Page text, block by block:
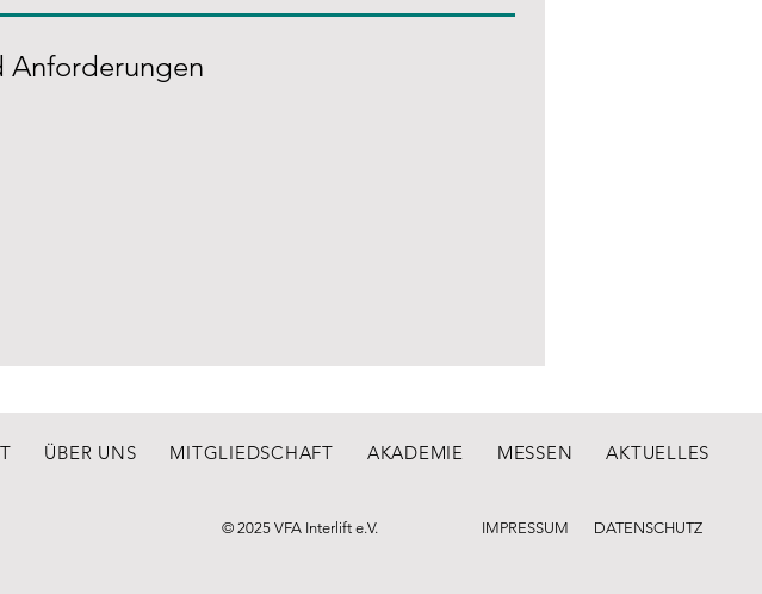
Anforderungen
ÜBER UNS MITGLIEDSCHAFT AKADEMIE MESSEN AKTUELLES
© 2025 VFA Interlift e.V. IMPRESSUM DATENSCHUTZ